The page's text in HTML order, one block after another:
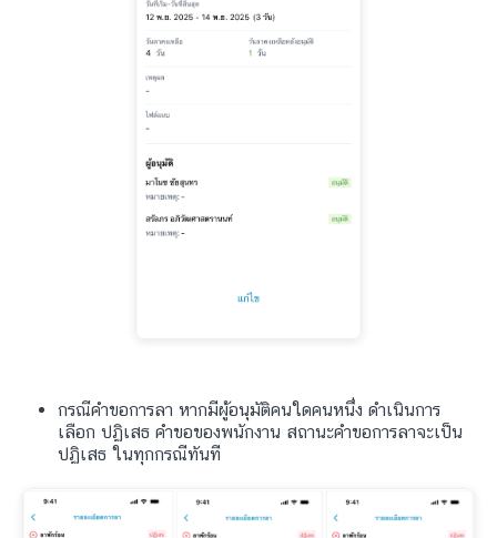
กรณีคำขอการลา หากมีผู้อนุมัติคนใดคนหนึ่ง ดำเนินการ
เลือก ปฏิเสธ คำขอของพนักงาน สถานะคำขอการลาจะเป็น
ปฏิเสธ ในทุกกรณีทันที